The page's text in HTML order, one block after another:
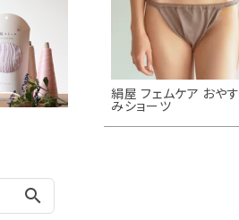
search
絹屋 フェムケア おやす
みショーツ